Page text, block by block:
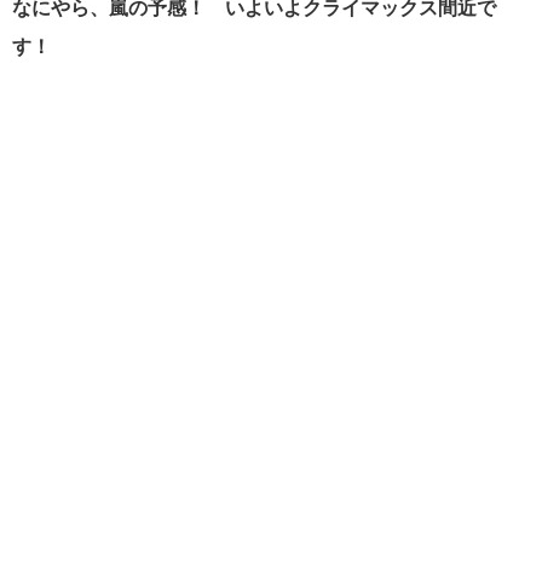
なにやら、嵐の予感！ いよいよクライマックス間近で
す！